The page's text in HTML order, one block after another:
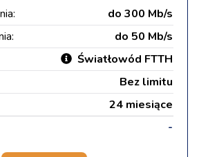
do 300 Mb/s
do 50 Mb/s
Światłowód FTTH
Bez limitu
24 miesiące
-